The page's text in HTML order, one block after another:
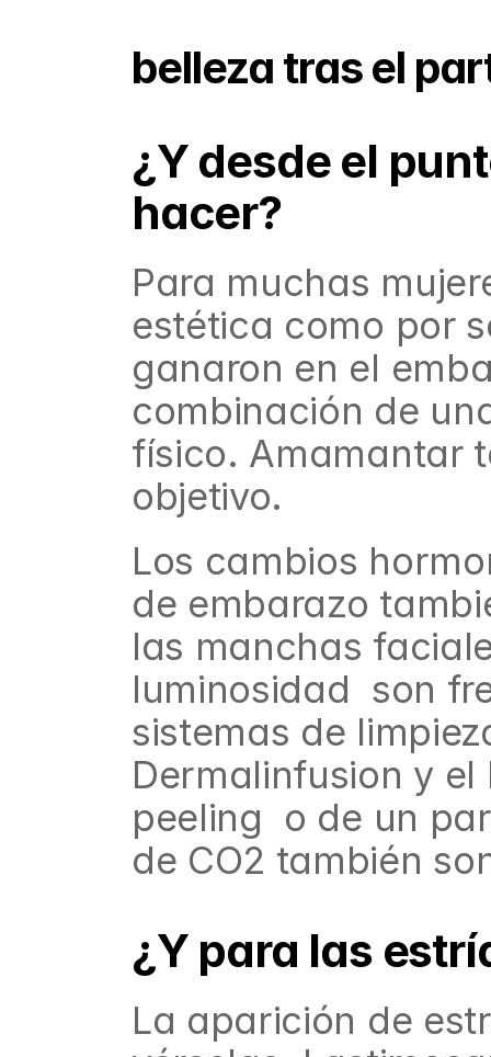
belleza tras el
¿Y desde el
hacer?
Para muchas
estética como por
ganaron en el
combinación de
físico. Amamantar
objetivo.
Los cambios
de embarazo
las manchas
luminosidad  son
sistemas de
Dermalinfusion y
peeling  o de un
de CO2 también
¿Y para las
La aparición de